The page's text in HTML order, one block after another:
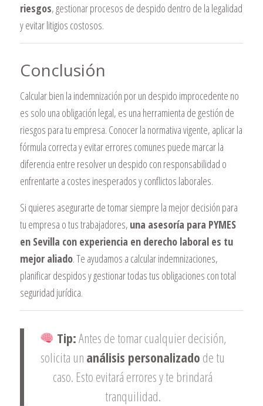
riesgos, gestionar procesos de despido dentro de la legalidad
y evitar litigios costosos.
Conclusión
Calcular bien la indemnización por un despido improcedente no
es solo una obligación legal, es una herramienta de gestión de
riesgos para tu empresa. Conocer la normativa vigente, aplicar la
fórmula correcta y evitar errores comunes puede marcar la
diferencia entre resolver un despido con responsabilidad o
enfrentarte a costes inesperados y conflictos laborales.
Si quieres asegurarte de tomar siempre la mejor decisión para
tu empresa o tus trabajadores, una asesoría para PYMES
en Sevilla con experiencia en derecho laboral es tu
mejor aliado. Te ayudamos a calcular indemnizaciones,
planificar despidos y gestionar todas tus obligaciones con total
seguridad jurídica.
Tip:Antes de tomar cualquier decisión,
solicita unanálisis personalizadode tu
caso. Esto evitará errores y te brindará
tranquilidad.